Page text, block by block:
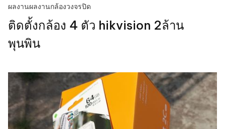
ผลงานผลงานกล้องวงจรปิด
ติดตั้งกล้อง 4 ตัว hikvision 2ล้าน
พุนพิน